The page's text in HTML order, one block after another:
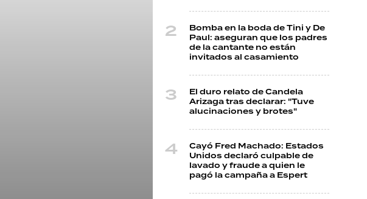
Bomba en la boda de Tini y De
Paul: aseguran que los padres
de la cantante no están
invitados al casamiento
El duro relato de Candela
Arizaga tras declarar: "Tuve
alucinaciones y brotes"
Cayó Fred Machado: Estados
Unidos declaró culpable de
lavado y fraude a quien le
pagó la campaña a Espert